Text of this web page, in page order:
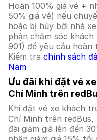
Hoàn 100% giá vé +
50% giá vé) nếu
hoặc bị hủy bởi nhà
phận chăm sóc khách
901) để yêu cầu hoàn
Kiểm tra chính sách
Nam
Ưu đãi khi đặt vé
Chí Minh trên
Khi đặt vé xe khách
Chí Minh trên
đãi giảm giá lên đến